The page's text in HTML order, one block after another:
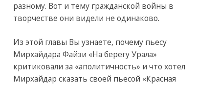
разному. Вот и тему гражданской войны в
творчестве они видели не одинаково.
Из этой главы Вы узнаете, почему пьесу
Мирхайдара Файзи «На берегу Урала»
критиковали за «аполитичность» и что хотел
Мирхайдар сказать своей пьесой «Красная